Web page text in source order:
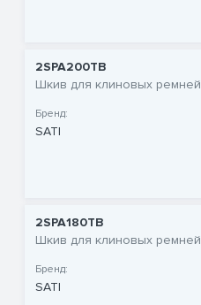
2SPA200TB
Шкив для клиновых ремней
Бренд:
SATI
2SPA180TB
Шкив для клиновых ремней
Бренд:
SATI